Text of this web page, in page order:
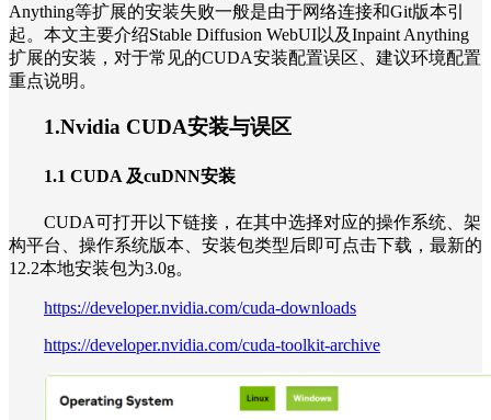
Anything等扩展的安装失败一般是由于网络连接和Git版本引
起。本文主要介绍Stable Diffusion WebUI以及Inpaint Anything
扩展的安装，对于常见的CUDA安装配置误区、建议环境配置
重点说明。
1.Nvidia CUDA安装与误区
1.1 CUDA 及cuDNN安装
CUDA可打开以下链接，在其中选择对应的操作系统、架
构平台、操作系统版本、安装包类型后即可点击下载，最新的
12.2本地安装包为3.0g。
https://developer.nvidia.com/cuda-downloads
https://developer.nvidia.com/cuda-toolkit-archive